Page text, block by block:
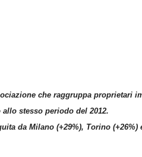
che raggruppa proprietari
stesso periodo del 2012.
da Milano (+29%), Torino (+26%)